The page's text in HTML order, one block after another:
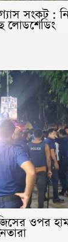
গ্যাস সংকট :
লোডশেডিং
ওপর